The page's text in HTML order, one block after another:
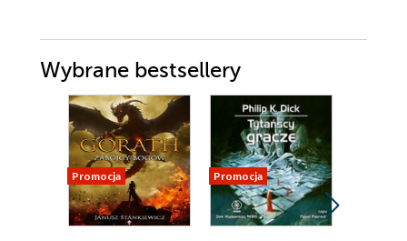
Wybrane bestsellery
Promocja Promocja